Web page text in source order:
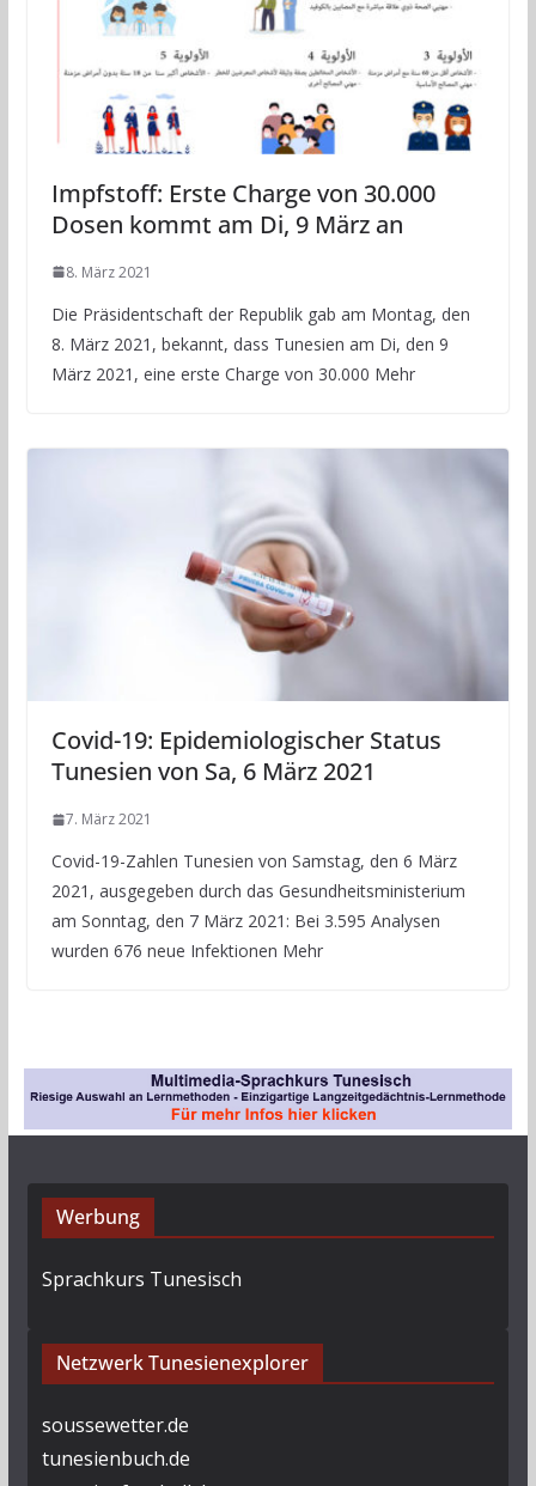
Impfstoff: Erste Charge von 30.000
Dosen kommt am Di, 9 März an
8. März 2021
Die Präsidentschaft der Republik gab am Montag, den
8. März 2021, bekannt, dass Tunesien am Di, den 9
März 2021, eine erste Charge von 30.000 Mehr
Covid-19: Epidemiologischer Status
Tunesien von Sa, 6 März 2021
7. März 2021
Covid-19-Zahlen Tunesien von Samstag, den 6 März
2021, ausgegeben durch das Gesundheitsministerium
am Sonntag, den 7 März 2021: Bei 3.595 Analysen
wurden 676 neue Infektionen Mehr
Werbung
Sprachkurs Tunesisch
Netzwerk Tunesienexplorer
soussewetter.de
tunesienbuch.de